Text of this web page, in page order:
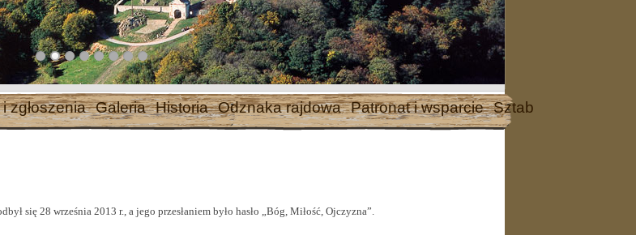
zgłoszenia Galeria Historia Odznaka rajdowa Patronat i wsparcie Sztab
się 28 września 2013 r., a jego przesłaniem było hasło „Bóg, Miłość, Ojczyzna”.